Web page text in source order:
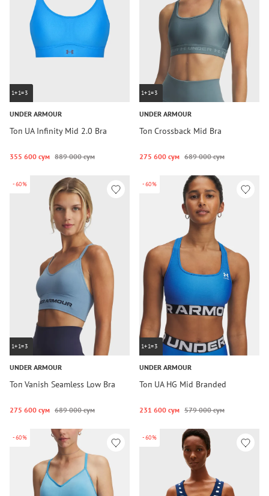
1+1=3
UNDER ARMOUR
Топ UA Infinity Mid 2.0 Bra
355 600 сум 889 000 сум
1+1=3
UNDER ARMOUR
Топ Crossback Mid Bra
275 600 сум 689 000 сум
-60%
1+1=3
UNDER ARMOUR
Топ Vanish Seamless Low Bra
275 600 сум 689 000 сум
-60%
1+1=3
UNDER ARMOUR
Топ UA HG Mid Branded
231 600 сум 579 000 сум
-60% -60%